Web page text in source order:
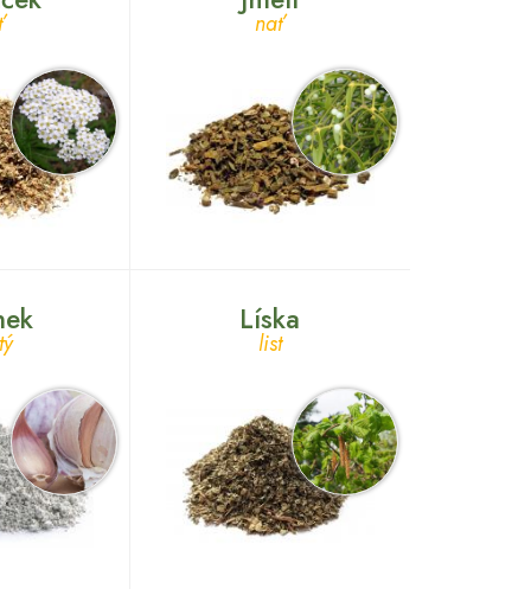
nať
Líska
list